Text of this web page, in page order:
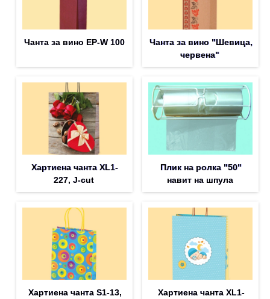
Чанта за вино EP-W 100
Чанта за вино "Шевица,
червена"
Хартиена чанта XL1-
227, J-cut
Плик на ролка "50"
навит на шпула
Хартиена чанта S1-13,
Хартиена чанта XL1-